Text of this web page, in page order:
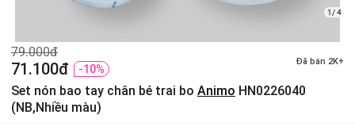
1/ 4
79.000đ
71.100đ -10%
Đã bán 2K+
Set nón bao tay chân bé trai bo Animo HN0226040
(NB,Nhiều màu)